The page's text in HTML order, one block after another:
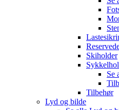
Skiholder
Se
Tilbehør
Lyd og bilde